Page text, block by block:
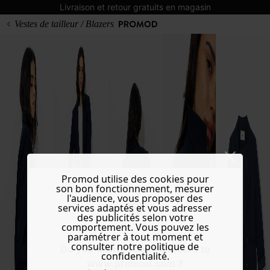
Livraison et retour gratuits en magasin
Do you want to be redirected to
www.promod.com ?
Vestes de tailleur / Blazers
Promod utilise des cookies pour
son bon fonctionnement, mesurer
l'audience, vous proposer des
services adaptés et vous adresser
des publicités selon votre
comportement. Vous pouvez les
paramétrer à tout moment et
consulter notre politique de
confidentialité.